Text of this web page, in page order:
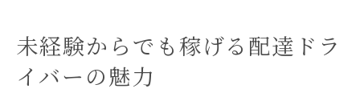
未経験からでも稼げる配達ドラ
イバーの魅力